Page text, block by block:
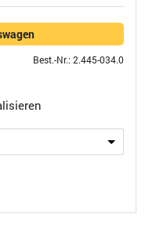
Best.-Nr.: 2.445-034.0